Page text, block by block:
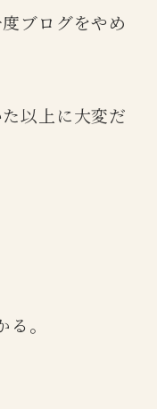
ブログをやめ
以上に大変だ
。